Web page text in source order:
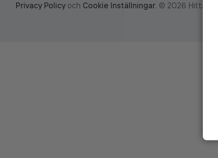
Privacy Policy och Cookie Inställningar. © 2026 Hitta.se